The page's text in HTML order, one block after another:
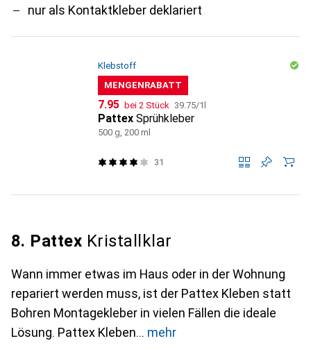
nur als Kontaktkleber deklariert
Klebstoff
MENGENRABATT
CHF
7.95 bei 2 Stück CHF
39.75/1l
Pattex Sprühkleber
500 g, 200 ml
31
8. Pattex Kristallklar
Wann immer etwas im Haus oder in der Wohnung
repariert werden muss, ist der Pattex Kleben statt
Bohren Montagekleber in vielen Fällen die ideale
Lösung. Pattex Kleben
mehr